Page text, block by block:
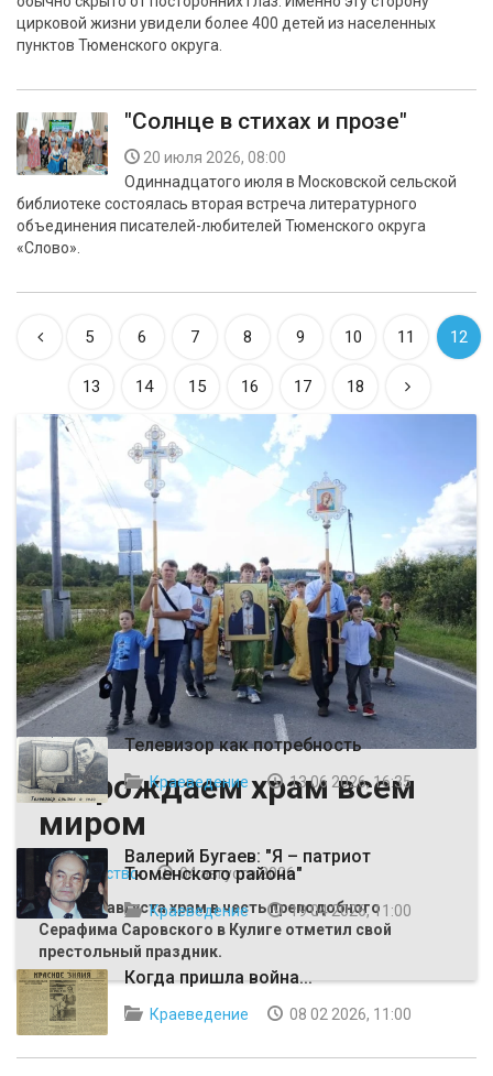
цирковой жизни увидели более 400 детей из населенных
пунктов Тюменского округа.
"Солнце в стихах и прозе"
20 июля 2026, 08:00
Одиннадцатого июля в Московской сельской
библиотеке состоялась вторая встреча литературного
объединения писателей-любителей Тюменского округа
«Слово».
5 6 7 8 9 10 11 12
13 14 15 16 17 18
Возрождаем храм всем
миром
Общество
04 августа 2026
Первого августа храм в честь преподобного
Серафима Саровского в Кулиге отметил свой
престольный праздник.
ВЫБОР РЕДАКЦИИ
Телевизор как потребность
Краеведение 13 06 2026, 16:35
Валерий Бугаев: "Я – патриот
Тюменского района"
Краеведение 19 04 2026, 11:00
Когда пришла война...
Краеведение 08 02 2026, 11:00